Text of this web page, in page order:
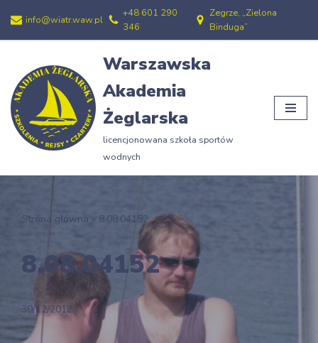
Przejdź
treści
info@wiatr.waw.pl
+48 601 290
346
Zegrze, „Zielona
Binduga”
Warszawska
Akademia
Żeglarska
licencjonowana szkoła sportów
wodnych
Strona główna » 8.08.04152
8.08.04152
30/12/2012